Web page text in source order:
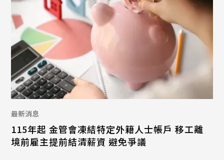
最新消息
115年起 金管會凍結特定外籍人士帳戶 移工離
境前雇主提前結清薪資 避免爭議